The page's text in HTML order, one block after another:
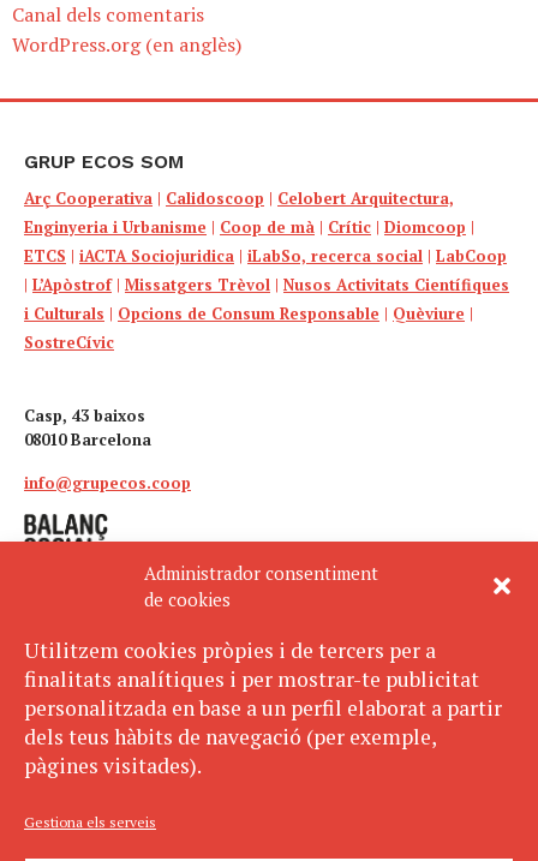
Administrador consentiment
de cookies
Utilitzem cookies pròpies i de tercers per a
finalitats analítiques i per mostrar-te publicitat
personalitzada en base a un perfil elaborat a partir
dels teus hàbits de navegació (per exemple,
pàgines visitades).
Gestiona els serveis
Canal dels comentaris
WordPress.org (en anglès)
GRUP ECOS SOM
Arç Cooperativa | Calidoscoop | Celobert Arquitectura,
Enginyeria i Urbanisme | Coop de mà | Crític | Diomcoop |
ETCS | iACTA Sociojuridica | iLabSo, recerca social | LabCoop
| L’Apòstrof| Missatgers Trèvol | Nusos Activitats Científiques
i Culturals | Opcions de Consum Responsable | Quèviure |
SostreCívic
Casp, 43 baixos
08010 Barcelona
info@grupecos.coop
Avís legal
Política de privacitat
Política de cookies
SUBSCRIU-TE
AL BUTLLETÍ